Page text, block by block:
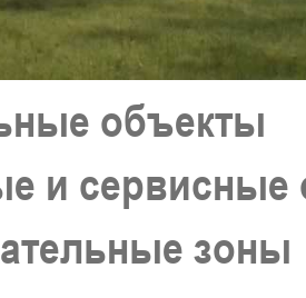
объекты
и
зоны